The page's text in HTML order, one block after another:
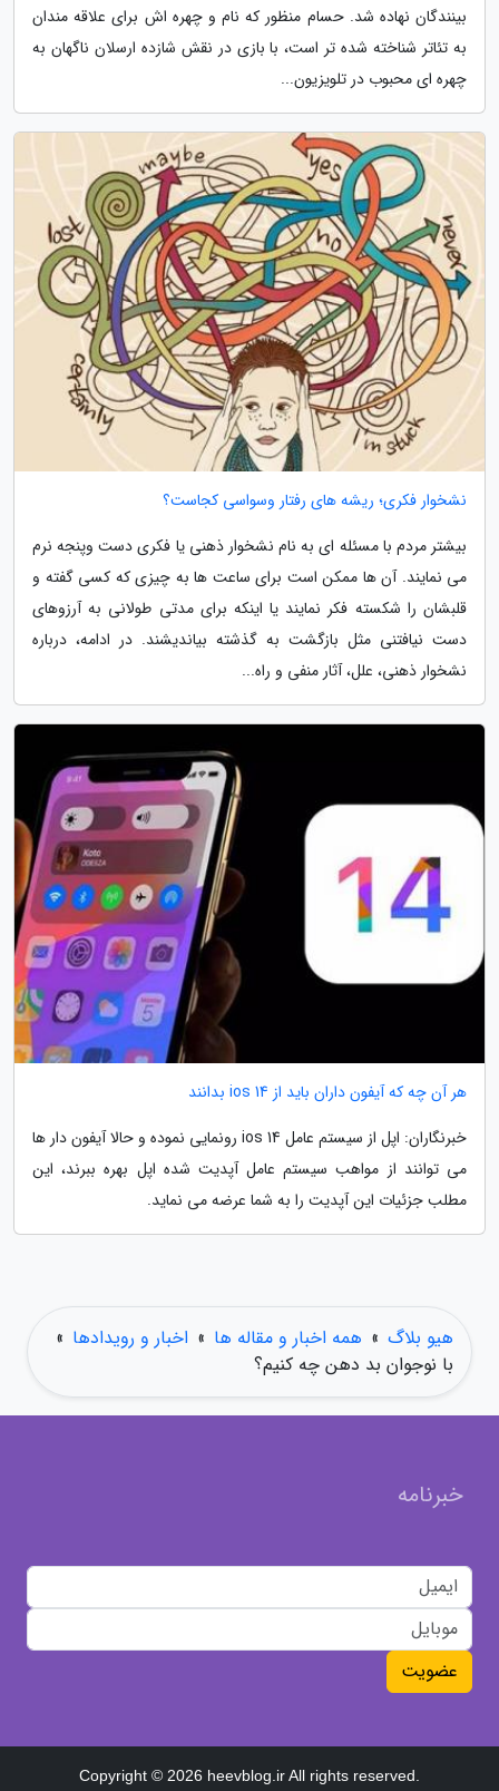
بینندگان نهاده شد. حسام منظور که نام و چهره اش برای علاقه مندان
به تئاتر شناخته شده تر است، با بازی در نقش شازده ارسلان ناگهان به
چهره ای محبوب در تلویزیون...
نشخوار فکری؛ ریشه های رفتار وسواسی کجاست؟
بیشتر مردم با مسئله ای به نام نشخوار ذهنی یا فکری دست وپنجه نرم
می نمایند. آن ها ممکن است برای ساعت ها به چیزی که کسی گفته و
قلبشان را شکسته فکر نمایند یا اینکه برای مدتی طولانی به آرزوهای
دست نیافتنی مثل بازگشت به گذشته بیاندیشند. در ادامه، درباره
نشخوار ذهنی، علل، آثار منفی و راه...
هر آن چه که آیفون داران باید از ios 14 بدانند
خبرنگاران: اپل از سیستم عامل ios 14 رونمایی نموده و حالا آیفون دار ها
می توانند از مواهب سیستم عامل آپدیت شده اپل بهره ببرند، این
مطلب جزئیات این آپدیت را به شما عرضه می نماید.
هیو بلاگ » همه اخبار و مقاله ها » اخبار و رویدادها »
با نوجوان بد دهن چه کنیم؟
خبرنامه
عضویت
Copyright © 2026 heevblog.ir All rights reserved.